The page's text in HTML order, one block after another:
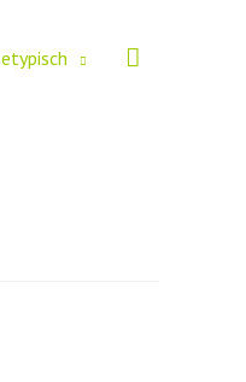
Suche